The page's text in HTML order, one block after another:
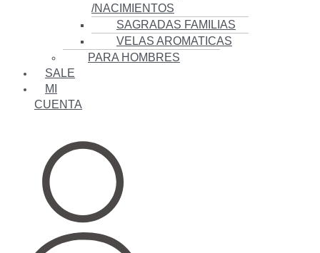
/NACIMIENTOS
SAGRADAS FAMILIAS
VELAS AROMATICAS
PARA HOMBRES
SALE
MI
CUENTA